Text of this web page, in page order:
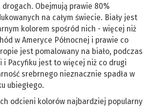
Obejmują prawie 80%
na całym świecie. Biały jest
kolorem spośród nich - więcej niż
w Ameryce Północnej i prawie co
jest pomalowany na biało, podczas
i Pacyfiku jest to więcej niż co drugi
srebrnego nieznacznie spadła w
ubiegłego.
odcieni kolorów najbardziej popularny